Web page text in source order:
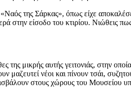
της Σάρκας», όπως είχε
στην είσοδο του κτιρίου.
της μικρής αυτής γειτονιάς, στην
μαζευτεί νέοι και πίνουν τσάι,
στους χώρους του Μουσείου